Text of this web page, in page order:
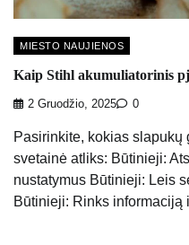
MIESTO NAUJIENOS
Kaip Stihl akumuliatorinis
2 Gruodžio, 2025 0
Pasirinkite, kokias
svetainė atliks: Būtinieji:
nustatymus Būtinieji: Leis
Būtinieji: Rinks